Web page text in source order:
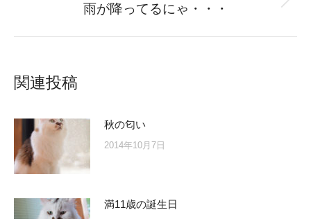
Next
雨が降ってるにゃ・・・
関連投稿
秋の匂い
2014年10月7日
満11歳の誕生日